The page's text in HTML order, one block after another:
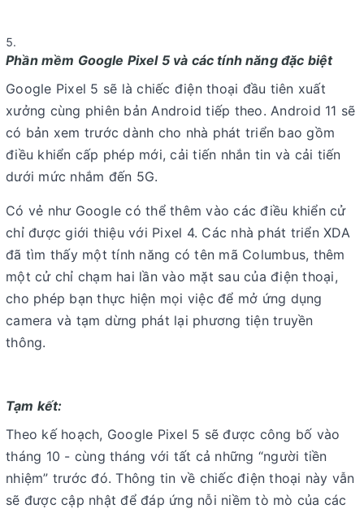
Phần mềm Google Pixel 5 và các tính năng đặc biệt
Google Pixel 5 sẽ là chiếc điện thoại đầu tiên xuất
xưởng cùng phiên bản Android tiếp theo. Android 11 sẽ
có bản xem trước dành cho nhà phát triển bao gồm
điều khiển cấp phép mới, cải tiến nhắn tin và cải tiến
dưới mức nhắm đến 5G.
Có vẻ như Google có thể thêm vào các điều khiển cử
chỉ được giới thiệu với Pixel 4. Các nhà phát triển XDA
đã tìm thấy một tính năng có tên mã Columbus, thêm
một cử chỉ chạm hai lần vào mặt sau của điện thoại,
cho phép bạn thực hiện mọi việc để mở ứng dụng
camera và tạm dừng phát lại phương tiện truyền
thông.
Tạm kết:
Theo kế hoạch, Google Pixel 5 sẽ được công bố vào
tháng 10 - cùng tháng với tất cả những “người tiền
nhiệm” trước đó. Thông tin về chiếc điện thoại này vẫn
sẽ được cập nhật để đáp ứng nỗi niềm tò mò của các